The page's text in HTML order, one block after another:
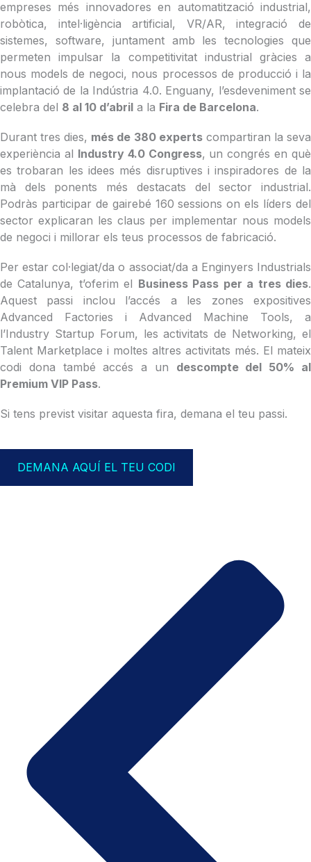
empreses més innovadores en automatització industrial,
robòtica, intel·ligència artificial, VR/AR, integració de
sistemes, software, juntament amb les tecnologies que
permeten impulsar la competitivitat industrial gràcies a
nous models de negoci, nous processos de producció i la
implantació de la Indústria 4.0. Enguany, l’esdeveniment se
celebra del 8 al 10 d’abril a la Fira de Barcelona.
Durant tres dies, més de 380 expertscompartiran la seva
experiència al Industry 4.0 Congress, un congrés en què
es trobaran les idees més disruptives i inspiradores de la
mà dels ponents més destacats del sector industrial.
Podràs participar de gairebé 160 sessions on els líders del
sector explicaran les claus per implementar nous models
de negoci i millorar els teus processos de fabricació.
Per estar col·legiat/da o associat/da a Enginyers Industrials
de Catalunya, t’oferim el Business Pass per a tres dies.
Aquest passi inclou l’accés a les zones expositives
Advanced Factories i Advanced Machine Tools, a
l’Industry Startup Forum, les activitats de Networking, el
Talent Marketplace i moltes altres activitats més. El mateix
codi dona també accés a un descompte del 50% al
Premium VIP Pass.
Si tens previst visitar aquesta fira, demana el teu passi.
DEMANA AQUÍ EL TEU CODI